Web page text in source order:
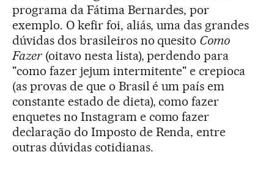
programa da Fátima Bernardes, por
exemplo. O kefir foi, aliás, uma das grandes
dúvidas dos brasileiros no quesito Como
Fazer(oitavo nesta lista), perdendo para
"como fazer jejum intermitente" e crepioca
(as provas de que o Brasil é um país em
constante estado de dieta), como fazer
enquetes no Instagram e como fazer
declaração do Imposto de Renda, entre
outras dúvidas cotidianas.